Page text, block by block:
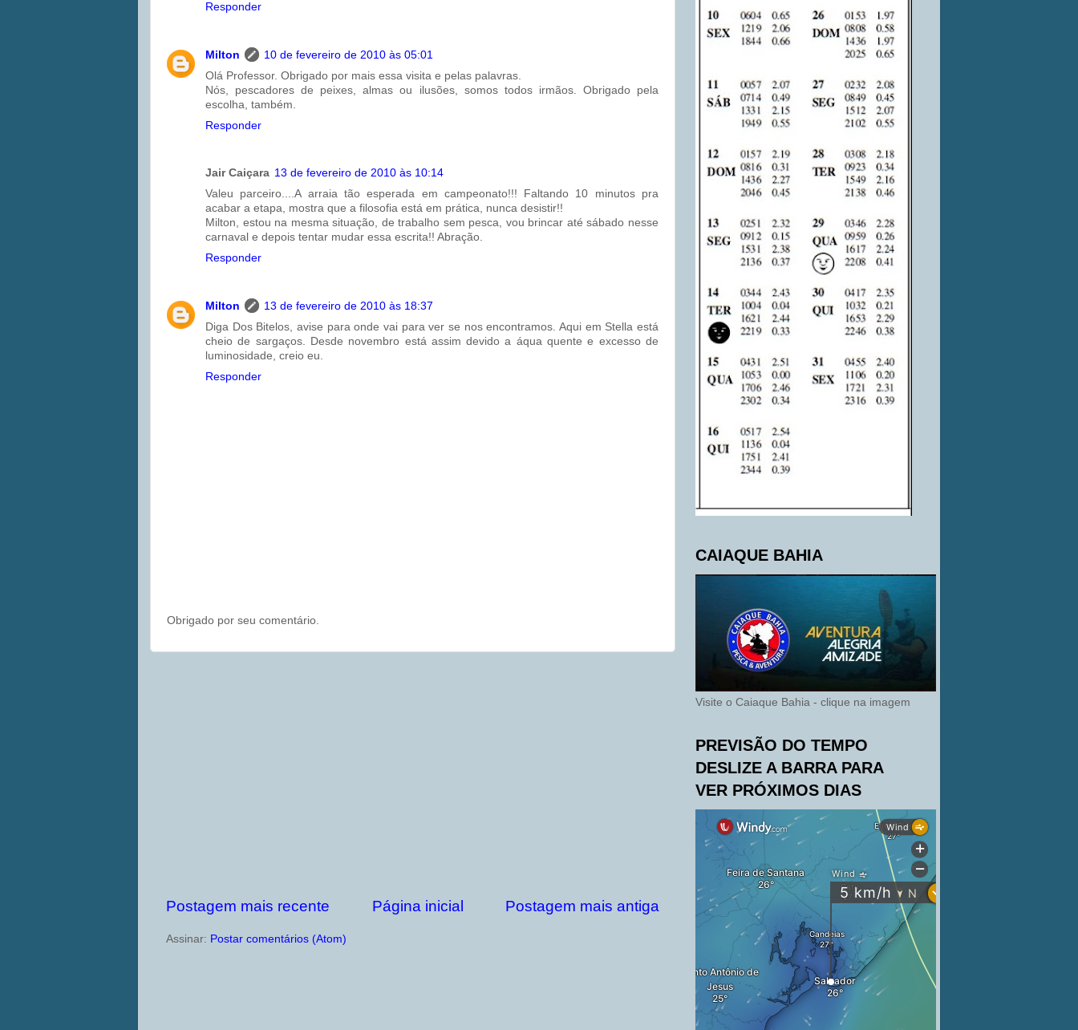
Responder
Milton
10 de fevereiro de 2010 às 05:01
Olá Professor. Obrigado por mais essa visita e pelas palavras.
Nós, pescadores de peixes, almas ou ilusões, somos todos irmãos. Obrigado pela
escolha, também.
Responder
Jair Caiçara 13 de fevereiro de 2010 às 10:14
Valeu parceiro....A arraia tão esperada em campeonato!!! Faltando 10 minutos pra
acabar a etapa, mostra que a filosofia está em prática, nunca desistir!!
Milton, estou na mesma situação, de trabalho sem pesca, vou brincar até sábado nesse
carnaval e depois tentar mudar essa escrita!! Abração.
Responder
Milton
13 de fevereiro de 2010 às 18:37
Diga Dos Bitelos, avise para onde vai para ver se nos encontramos. Aqui em Stella está
cheio de sargaços. Desde novembro está assim devido a áqua quente e excesso de
luminosidade, creio eu.
Responder
Obrigado por seu comentário.
Postagem mais recente Postagem mais antiga
Página inicial
Assinar: Postar comentários (Atom)
CAIAQUE BAHIA
Visite o Caiaque Bahia - clique na imagem
PREVISÃO DO TEMPO
DESLIZE A BARRA PARA
VER PRÓXIMOS DIAS